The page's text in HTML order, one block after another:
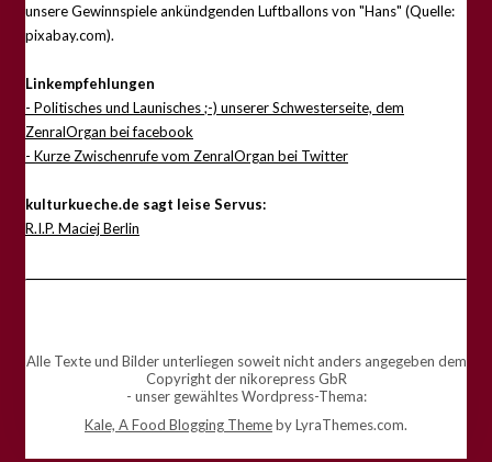
unsere Gewinnspiele ankündgenden Luftballons von "Hans" (Quelle:
pixabay.com).
Linkempfehlungen
- Politisches und Launisches ;-) unserer Schwesterseite, dem
ZenralOrgan bei facebook
- Kurze Zwischenrufe vom ZenralOrgan bei Twitter
kulturkueche.de sagt leise Servus:
R.I.P. Maciej Berlin
Alle Texte und Bilder unterliegen soweit nicht anders angegeben dem
Copyright der nikorepress GbR
- unser gewähltes Wordpress-Thema:
Kale, A Food Blogging Themeby LyraThemes.com.